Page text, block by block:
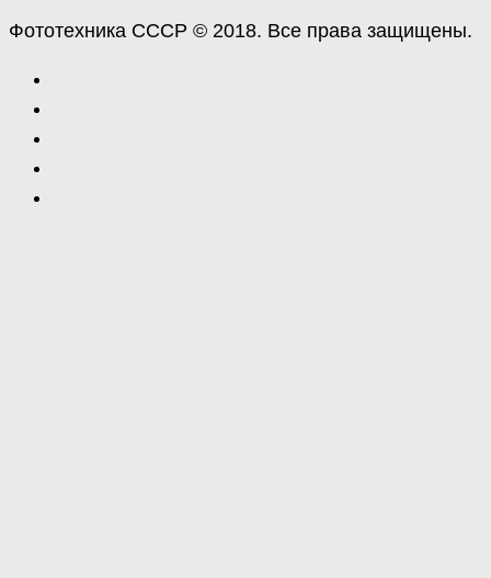
Фототехника СССР © 2018. Все права защищены.